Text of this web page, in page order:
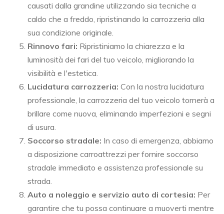
causati dalla grandine utilizzando sia tecniche a
caldo che a freddo, ripristinando la carrozzeria alla
sua condizione originale.
Rinnovo fari: Ripristiniamo la chiarezza e la
luminosità dei fari del tuo veicolo, migliorando la
visibilità e l'estetica.
Lucidatura carrozzeria: Con la nostra lucidatura
professionale, la carrozzeria del tuo veicolo tornerà a
brillare come nuova, eliminando imperfezioni e segni
di usura.
Soccorso stradale: In caso di emergenza, abbiamo
a disposizione carroattrezzi per fornire soccorso
stradale immediato e assistenza professionale su
strada.
Auto a noleggio e servizio auto di cortesia: Per
garantire che tu possa continuare a muoverti mentre